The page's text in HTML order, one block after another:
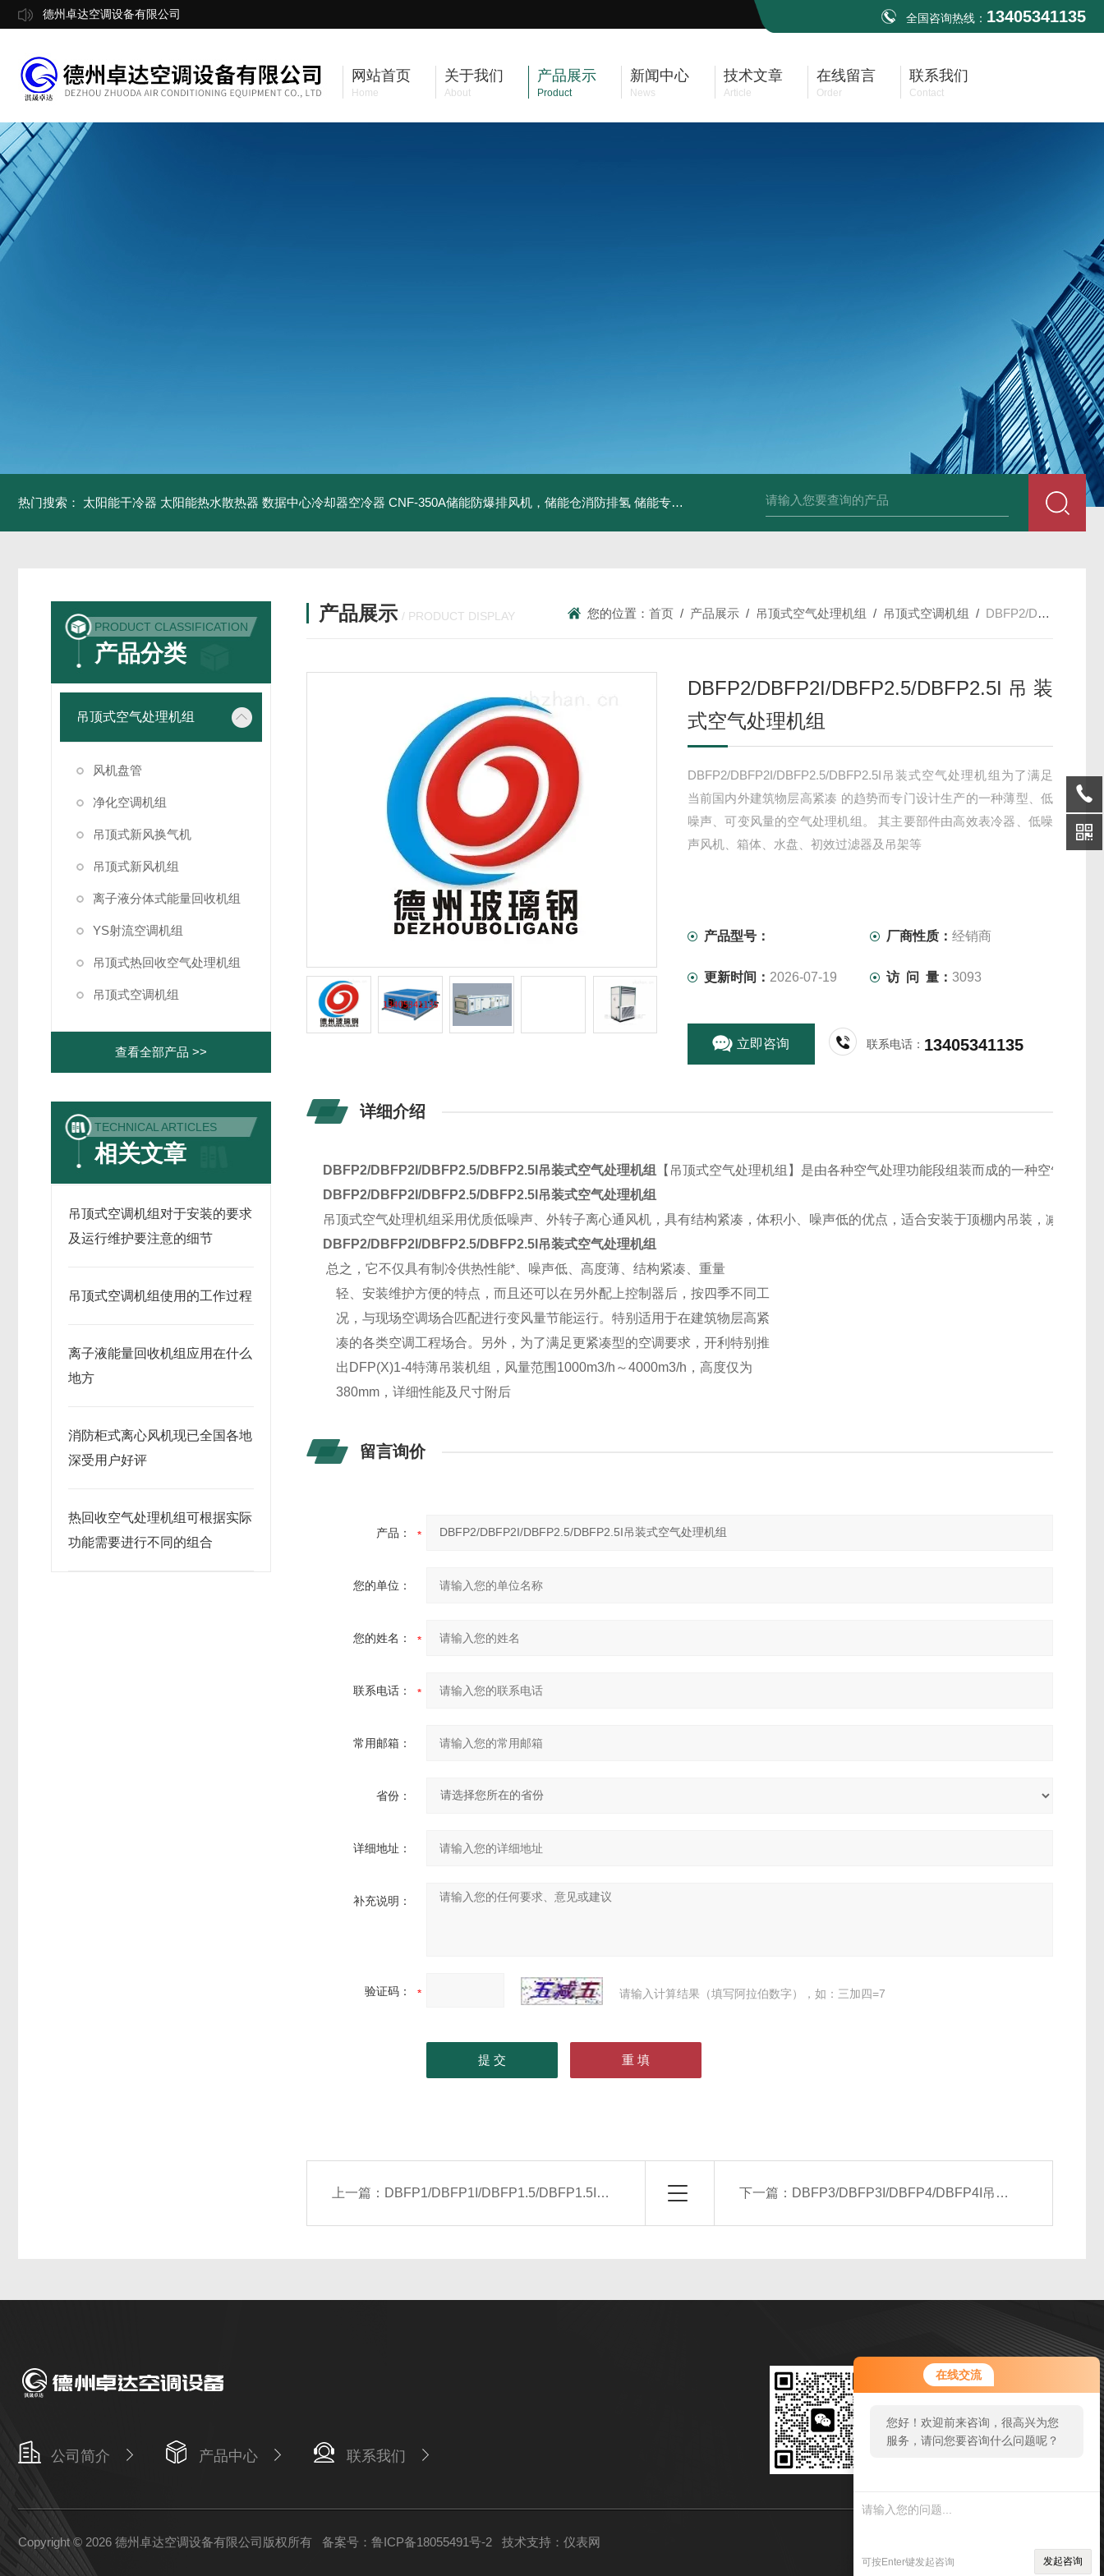
在线交流
您好！欢迎前来咨询，很高兴为您
服务，请问您要咨询什么问题呢？
了需求产品，您可以直接在线与我
联系！
可按Enter键发起咨询 发起咨询
德州卓达空调设备有限公司 全国咨询热线： 13405341135
网站首页
Home
关于我们
About
产品展示
Product
新闻中心
News
技术文章
Article
在线留言
Order
联系我们
Contact
热门搜索： 太阳能干冷器 太阳能热水散热器 数据中心冷却器空冷器 CNF-350A储能防爆排风机，储能仓消防排氢 储能专用风机 储能箱风机 储能柜专用风机 PF-200/300/400/500排气扇/卫生间通风器
PRODUCT CLASSIFICATION
产品分类
吊顶式空气处理机组
风机盘管
净化空调机组
吊顶式新风换气机
吊顶式新风机组
离子液分体式能量回收机组
YS射流空调机组
吊顶式热回收空气处理机组
吊顶式空调机组
查看全部产品 >>
TECHNICAL ARTICLES
相关文章
吊顶式空调机组对于安装的要求
及运行维护要注意的细节
吊顶式空调机组使用的工作过程
离子液能量回收机组应用在什么
地方
消防柜式离心风机现已全国各地
深受用户好评
热回收空气处理机组可根据实际
功能需要进行不同的组合
产品展示 / PRODUCT DISPLAY 您的位置：首页 / 产品展示 / 吊顶式空气处理机组 / 吊顶式空调机组 / DBFP2/DBFP2I/DBFP2.5/DBFP2.5I吊装式空气处理机组
DBFP2/DBFP2I/DBFP2.5/DBFP2.5I吊装
式空气处理机组
DBFP2/DBFP2I/DBFP2.5/DBFP2.5I吊装式空气处理机组为了满足
当前国内外建筑物层高紧凑 的趋势而专门设计生产的一种薄型、低
噪声、可变风量的空气处理机组。 其主要部件由高效表冷器、低噪
声风机、箱体、水盘、初效过滤器及吊架等
产品型号： 厂商性质：经销商
更新时间： 2026-07-19 访 问 量：3093
立即咨询 联系电话： 13405341135
详细介绍
DBFP2/DBFP2I/DBFP2.5/DBFP2.5I吊装式空气处理机组 【吊顶式空气处理机组】是由各种空气处理功能段组装而成的一种空气
DBFP2/DBFP2I/DBFP2.5/DBFP2.5I吊装式空气处理机组
吊顶式空气处理机组采用优质低噪声、外转子离心通风机，具有结构紧凑，体积小、噪声低的优点，适合安装于顶棚内吊装，减少
DBFP2/DBFP2I/DBFP2.5/DBFP2.5I吊装式空气处理机组
总之，它不仅具有制冷供热性能*、噪声低、高度薄、结构紧凑、重量
轻、安装维护方便的特点，而且还可以在另外配上控制器后，按四季不同工
况，与现场空调场合匹配进行变风量节能运行。特别适用于在建筑物层高紧
凑的各类空调工程场合。另外，为了满足更紧凑型的空调要求，开利特别推
出DFP(X)1-4特薄吊装机组，风量范围1000m3/h～4000m3/h，高度仅为
380mm，详细性能及尺寸附后
留言询价
产品：
您的单位：
您的姓名：
联系电话：
常用邮箱：
省份：
详细地址：
补充说明：
验证码： 请输入计算结果（填写阿拉伯数字），如：三加四=7
上一篇： DBFP1/DBFP1I/DBFP1.5/DBFP1.5I吊装式空气处理机组 下一篇： DBFP3/DBFP3I/DBFP4/DBFP4I吊装式空气处理机组
公司简介 产品中心 联系我们
扫码加微信
传真：86-534-8925434
Copyright © 2026 德州卓达空调设备有限公司版权所有 备案号：鲁ICP备18055491号-2 技术支持： 仪表网